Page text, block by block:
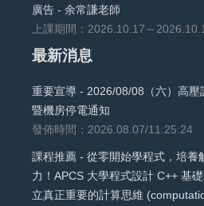
廣告 - 余常謙老師
上課期間：2026.10.17～
最新消息
重要宣導 - 2026/08/08（六）高壓
暨機房停電通知
發佈時間：2026.08.07/11:25:24
課程推薦 - 從零開始學程式，培養
力！APCS 大學程式設計 C++ 基
立真正重要的計算思維